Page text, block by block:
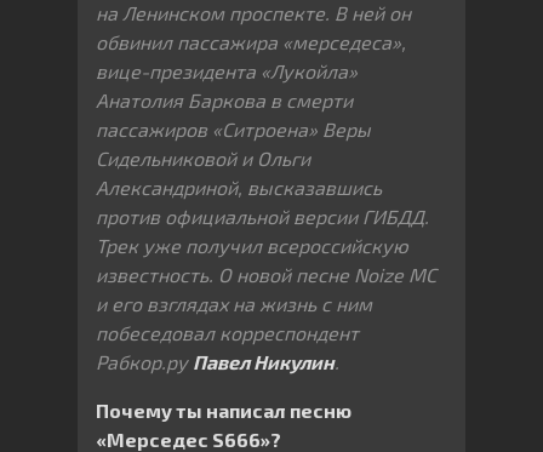
на Ленинском проспекте. В ней он
обвинил пассажира «мерседеса»,
вице-президента «Лукойла»
Анатолия Баркова в смерти
пассажиров «Ситроена» Веры
Сидельниковой и Ольги
Александриной, высказавшись
против официальной версии ГИБДД.
Трек уже получил всероссийскую
известность. О новой песне Noize MC
и его взглядах на жизнь с ним
побеседовал корреспондент
Рабкор.ру Павел Никулин.
Почему ты написал песню
«Мерседес S666»?